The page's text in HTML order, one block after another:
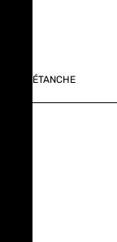
ÉTANCHE